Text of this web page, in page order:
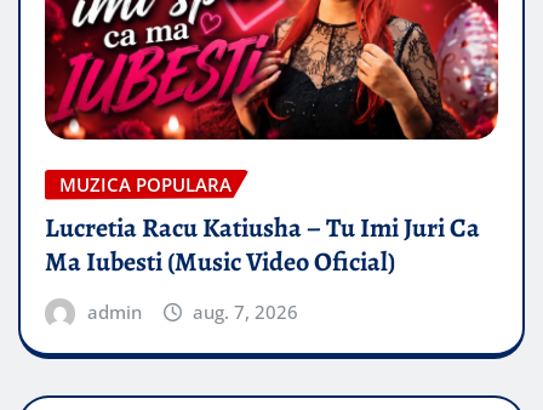
MUZICA POPULARA
Lucretia Racu Katiusha – Tu Imi Juri Ca
Ma Iubesti (Music Video Oficial)
admin aug. 7, 2026